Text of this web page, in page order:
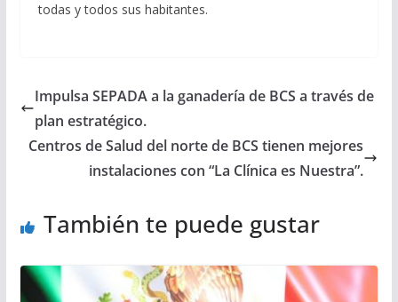
todas y todos sus habitantes.
Impulsa SEPADA a la ganadería de BCS a través de
plan estratégico.
Centros de Salud del norte de BCS tienen mejores
instalaciones con “La Clínica es Nuestra”.
También te puede gustar